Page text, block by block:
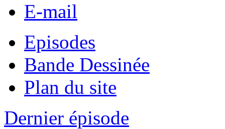
E-mail
Episodes
Bande Dessinée
Plan du site
Dernier épisode